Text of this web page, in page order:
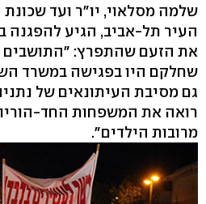
שלמה מסלאוי, יו"ר ועד
העיר תל-אביב, הגיע להפגנה
את הזעם שהתפרץ: "התושבים
שחלקם היו בפגישה במשרד
גם מסיבת העיתונאים של
רואה את המשפחות החד-
מרובות הילדים".